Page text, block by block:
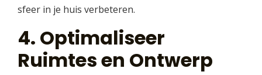
sfeer in je huis verbeteren.
4. Optimaliseer
Ruimtes en Ontwerp